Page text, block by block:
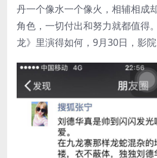
丹一个像水一个像火，相辅相成
角色，一切付出和努力就都值得
龙》里演得如何，9月30日，影院